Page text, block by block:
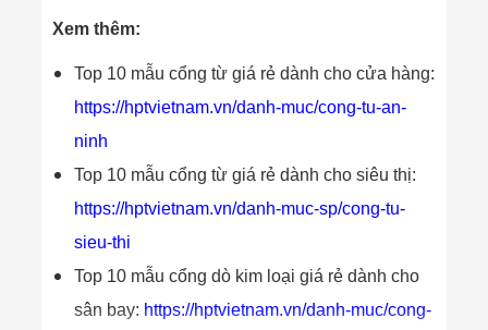
Tin Khuyến Mãi
Liên Hệ
Xem thêm:
Top 10 mẫu cổng từ giá rẻ dành cho cửa hàng:
https://hptvietnam.vn/danh-muc/cong-tu-an-
ninh
Top 10 mẫu cổng từ giá rẻ dành cho siêu thị:
https://hptvietnam.vn/danh-muc-sp/cong-tu-
sieu-thi
Top 10 mẫu cổng dò kim loại giá rẻ dành cho
sân bay: https://hptvietnam.vn/danh-muc/cong-